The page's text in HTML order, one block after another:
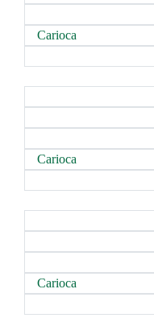
Carioca
Carioca
Carioca